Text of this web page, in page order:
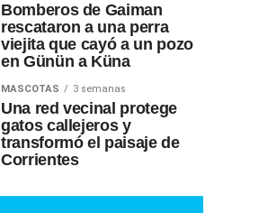
Bomberos de Gaiman
rescataron a una perra
viejita que cayó a un pozo
en Günün a Küna
MASCOTAS 3 semanas
Una red vecinal protege
gatos callejeros y
transformó el paisaje de
Corrientes